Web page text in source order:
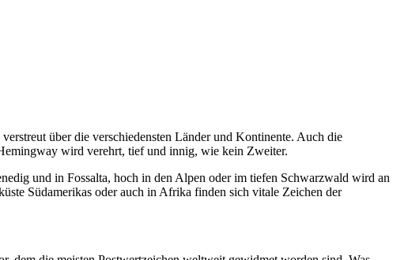
über die verschiedensten Länder und Kontinente. Auch die
wird verehrt, tief und innig, wie kein Zweiter.
und in Fossalta, hoch in den Alpen oder im tiefen Schwarzwald wird an
Südamerikas oder auch in Afrika finden sich vitale Zeichen der